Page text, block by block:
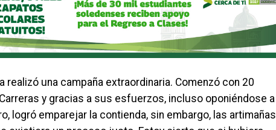
realizó una campaña extraordinaria. Comenzó con 20
y gracias a sus esfuerzos, incluso oponiéndose a
logró emparejar la contienda, sin embargo, las artimañas